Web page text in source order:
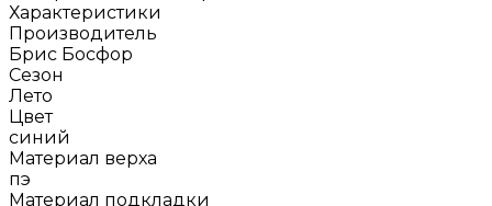
Характеристики
Производитель
Брис Босфор
Сезон
Лето
Цвет
синий
Материал верха
пэ
Материал подкладки